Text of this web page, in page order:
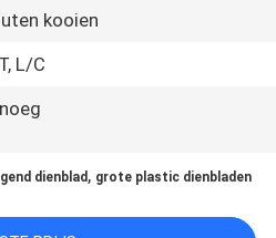
kooien
L/C
dienblad , grote plastic dienbladen